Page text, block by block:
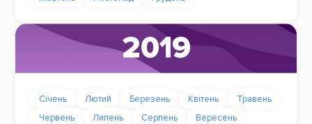
2019
Січень Лютий Березень Квітень
Травень
Червень
Липень Серпень
Вересень